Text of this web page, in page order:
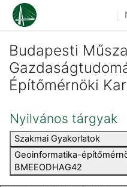
Tovább a fő tartalomhoz
Budapesti
Építőmérnöki Kar
Nyilvános tárgyak
Szakmai Gyakorlatok
Geoinformatika-
BMEEODHAG42